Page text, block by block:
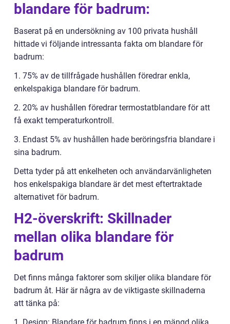
blandare för badrum:
Baserat på en undersökning av 100 privata hushåll
hittade vi följande intressanta fakta om blandare för
badrum:
1. 75% av de tillfrågade hushållen föredrar enkla,
enkelspakiga blandare för badrum.
2. 20% av hushållen föredrar termostatblandare för att
få exakt temperaturkontroll.
3. Endast 5% av hushållen hade beröringsfria blandare i
sina badrum.
Detta tyder på att enkelheten och användarvänligheten
hos enkelspakiga blandare är det mest eftertraktade
alternativet för badrum.
H2-överskrift: Skillnader
mellan olika blandare för
badrum
Det finns många faktorer som skiljer olika blandare för
badrum åt. Här är några av de viktigaste skillnaderna
att tänka på:
1. Design: Blandare för badrum finns i en mängd olika